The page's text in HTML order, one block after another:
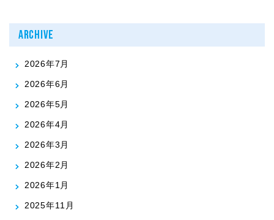
ARCHIVE
2026年7月
2026年6月
2026年5月
2026年4月
2026年3月
2026年2月
2026年1月
2025年11月